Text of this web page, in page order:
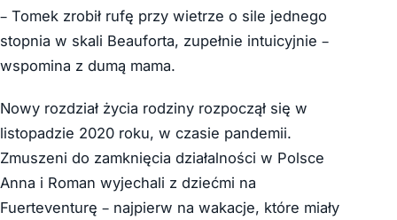
– Tomek zrobił rufę przy wietrze o sile jednego
stopnia w skali Beauforta, zupełnie intuicyjnie –
wspomina z dumą mama.
Nowy rozdział życia rodziny rozpoczął się w
listopadzie 2020 roku, w czasie pandemii.
Zmuszeni do zamknięcia działalności w Polsce
Anna i Roman wyjechali z dziećmi na
Fuerteventurę – najpierw na wakacje, które miały